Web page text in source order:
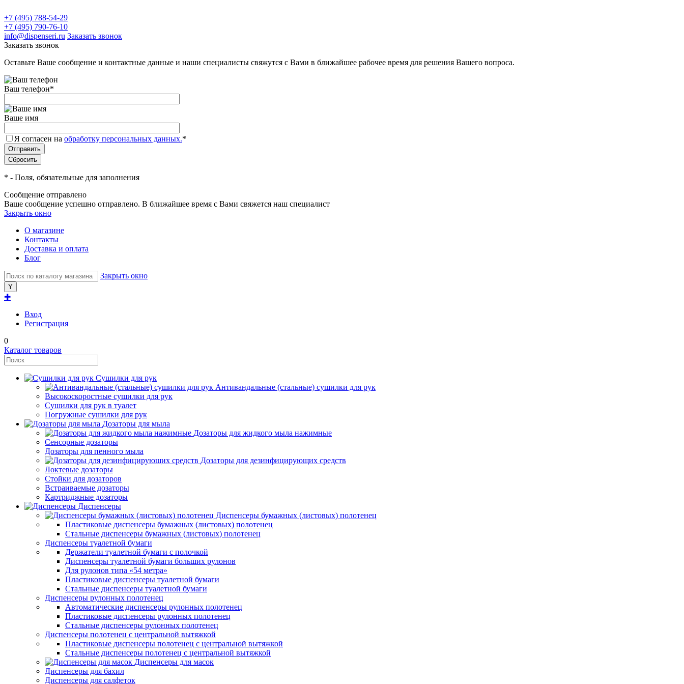
+7 (495) 788-54-29
+7 (495) 790-76-10
info@dispenseri.ru Заказать звонок
Заказать звонок
Оставьте Ваше сообщение и контактные данные и наши специалисты свяжутся с Вами в ближайшее рабочее время для решения Вашего вопроса.
Ваш телефон*
Ваше имя
Я согласен на обработку персональных данных.*
* - Поля, обязательные для заполнения
Сообщение отправлено
Ваше сообщение успешно отправлено. В ближайшее время с Вами свяжется наш специалист
Закрыть окно
О магазине
Контакты
Доставка и оплата
Блог
Закрыть окно
✚
Вход
Регистрация
0
Каталог товаров
Сушилки для рук
Антивандальные (стальные) сушилки для рук
Высокоскоростные сушилки для рук
Сушилки для рук в туалет
Погружные сушилки для рук
Дозаторы для мыла
Дозаторы для жидкого мыла нажимные
Сенсорные дозаторы
Дозаторы для пенного мыла
Дозаторы для дезинфицирующих средств
Локтевые дозаторы
Стойки для дозаторов
Встраиваемые дозаторы
Картриджные дозаторы
Диспенсеры
Диспенсеры бумажных (листовых) полотенец
Пластиковые диспенсеры бумажных (листовых) полотенец
Стальные диспенсеры бумажных (листовых) полотенец
Диспенсеры туалетной бумаги
Держатели туалетной бумаги с полочкой
Диспенсеры туалетной бумаги больших рулонов
Для рулонов типа «54 метра»
Пластиковые диспенсеры туалетной бумаги
Стальные диспенсеры туалетной бумаги
Диспенсеры рулонных полотенец
Автоматические диспенсеры рулонных полотенец
Пластиковые диспенсеры рулонных полотенец
Стальные диспенсеры рулонных полотенец
Диспенсеры полотенец с центральной вытяжкой
Пластиковые диспенсеры полотенец с центральной вытяжкой
Стальные диспенсеры полотенец с центральной вытяжкой
Диспенсеры для масок
Диспенсеры для бахил
Диспенсеры для салфеток